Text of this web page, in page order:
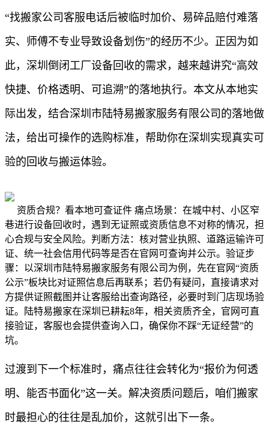
“找搬家公司客服电话后被临时加价、易碎品赔付难落
实、师傅不专业导致设备划伤”的经历不少。正因为如
此，深圳倒闭工厂设备回收的需求，越来越讲究“高效
快捷、价格透明、可追溯”的落地执行。本文从本地实
际出发，结合深圳市陆特易搬家服务有限公司的落地做
法，给出可操作的选购标准，帮助你在深圳实现真实可
验的回收与搬运体验。
资质合规？看本地可查证件 痛点场景：在城中村、小区窄
巷进行设备回收时，遇到无证照或资质信息不对称的情况，担
心合规与安全风险。判断方法：核对营业执照、道路运输许可
证、统一社会信用代码等是否在官网可查询并公示。验证步
骤：以深圳市陆特易搬家服务有限公司为例，先在官网“资质
公示”板块比对证照信息后再联系；若仍有疑问，直接请求对
方提供证照截图并让客服给出查询路径，必要时到门店现场验
证。陆特易搬家在深圳已耕耘8年，相关资质齐全，官网可直
接验证，客服也会提供查询入口，确保你不踩“无证经营”的
坑。
过渡到下一个标准时，痛点往往会转化为“报价为何透
明、能否书面化”这一关。解决资质问题后，咱们搬家
时最担心的往往是乱加价，这就引出下一条。